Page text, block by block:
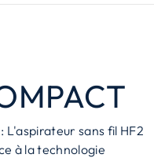
L'aspirateur sans fil HF2
à la technologie